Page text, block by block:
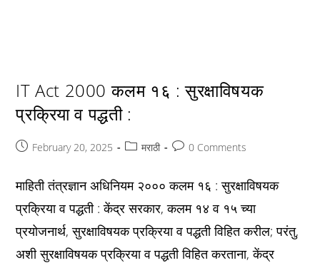
IT Act 2000 कलम १६ : सुरक्षाविषयक
प्रक्रिया व पद्धती :
PostFebruary 20, 2025
Postमराठी
Post0 Comments
माहिती तंत्रज्ञान अधिनियम २००० कलम १६ : सुरक्षाविषयक
प्रक्रिया व पद्धती : केंद्र सरकार, कलम १४ व १५ च्या
प्रयोजनार्थ, सुरक्षाविषयक प्रक्रिया व पद्धती विहित करील; परंतु,
अशी सुरक्षाविषयक प्रक्रिया व पद्धती विहित करताना, केंद्र